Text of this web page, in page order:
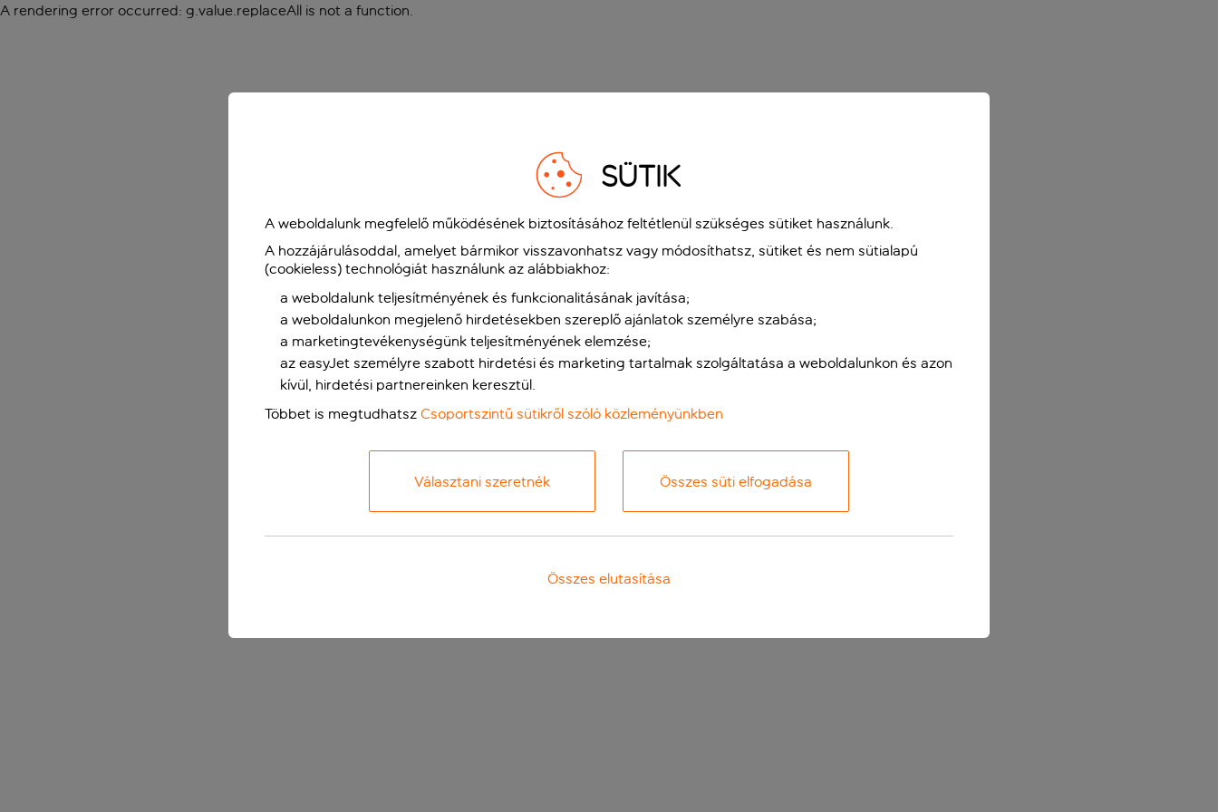
A rendering error occurred: g.value.replaceAll is not a function.
SÜTIK
A weboldalunk megfelelő működésének biztosításához feltétlenül szükséges sütiket használunk.
A hozzájárulásoddal, amelyet bármikor visszavonhatsz vagy módosíthatsz, sütiket és nem sütialapú
(cookieless) technológiát használunk az alábbiakhoz:
a weboldalunk teljesítményének és funkcionalitásának javítása;
a weboldalunkon megjelenő hirdetésekben szereplő ajánlatok személyre szabása;
a marketingtevékenységünk teljesítményének elemzése;
az easyJet személyre szabott hirdetési és marketing tartalmak szolgáltatása a weboldalunkon és azon
kívül, hirdetési partnereinken keresztül.
Többet is megtudhatsz Csoportszintű sütikről szóló közleményünkben
Választani szeretnék Összes süti elfogadása
Összes elutasítása